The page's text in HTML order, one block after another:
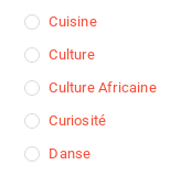
Cuisine
Culture
Culture Africaine
Curiosité
Danse